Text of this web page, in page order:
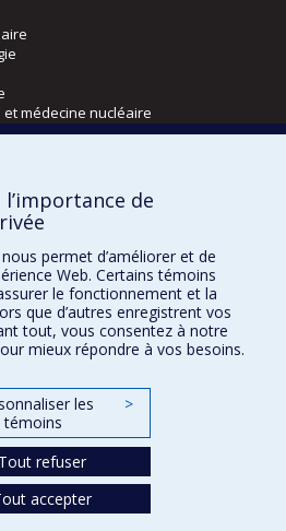
médecine nucléaire
de l’activité physique
l’importance de
permet d’améliorer et de
Web. Certains témoins
le fonctionnement et la
que d’autres enregistrent vos
tout, vous consentez à notre
mieux répondre à vos besoins.
les
témoins
>
Tout refuser
accepter